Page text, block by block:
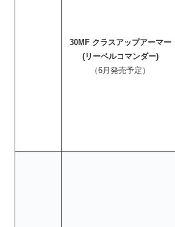
30MF クラスアップアーマー
(リーベルコマンダー)
（6月発売予定）